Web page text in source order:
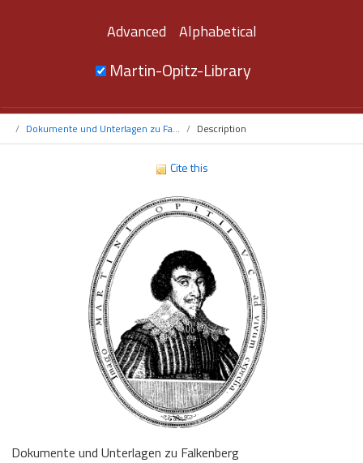
Advanced Alphabetical
Martin-Opitz-Library
Dokumente und Unterlagen zu Fa... Description
Cite this
Dokumente und Unterlagen zu Falkenberg